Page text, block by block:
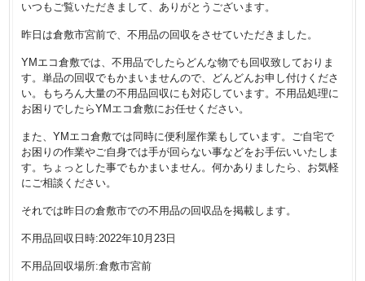
いつもご覧いただきまして、ありがとうございます。
昨日は倉敷市宮前で、不用品の回収をさせていただきました。
YMエコ倉敷では、不用品でしたらどんな物でも回収致しておりま
す。単品の回収でもかまいませんので、どんどんお申し付けくださ
い。もちろん大量の不用品回収にも対応しています。不用品処理に
お困りでしたらYMエコ倉敷にお任せください。
また、YMエコ倉敷では同時に便利屋作業もしています。ご自宅で
お困りの作業やご自身では手が回らない事などをお手伝いいたしま
す。ちょっとした事でもかまいません。何かありましたら、お気軽
にご相談ください。
それでは昨日の倉敷市での不用品の回収品を掲載します。
不用品回収日時:2022年10月23日
不用品回収場所:倉敷市宮前